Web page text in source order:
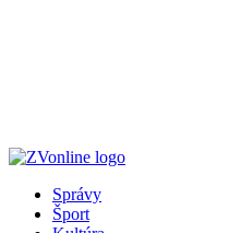
Správy
Šport